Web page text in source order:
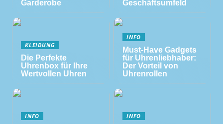
Garderobe
Geschäftsumfeld
KLEIDUNG
Die Perfekte
Uhrenbox für Ihre
Wertvollen Uhren
INFO
Must-Have Gadgets
für Uhrenliebhaber:
Der Vorteil von
Uhrenrollen
INFO INFO